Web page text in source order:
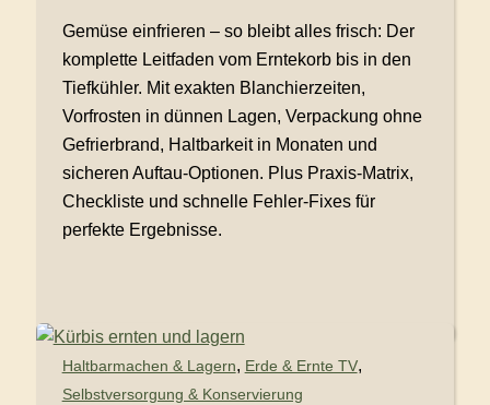
Gemüse einfrieren – so bleibt alles frisch: Der
komplette Leitfaden vom Erntekorb bis in den
Tiefkühler. Mit exakten Blanchierzeiten,
Vorfrosten in dünnen Lagen, Verpackung ohne
Gefrierbrand, Haltbarkeit in Monaten und
sicheren Auftau-Optionen. Plus Praxis-Matrix,
Checkliste und schnelle Fehler-Fixes für
perfekte Ergebnisse.
Haltbarmachen & Lagern, Erde & Ernte TV,
Selbstversorgung & Konservierung